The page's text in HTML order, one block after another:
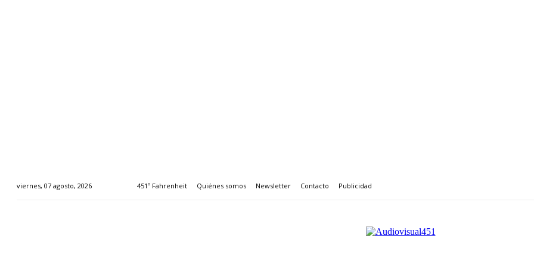
viernes, 07 agosto, 2026 451º Fahrenheit Quiénes somos Newsletter Contacto Publicidad